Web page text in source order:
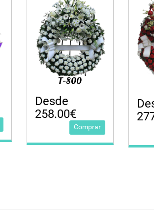
T-800
Desde
258.00€
Comprar